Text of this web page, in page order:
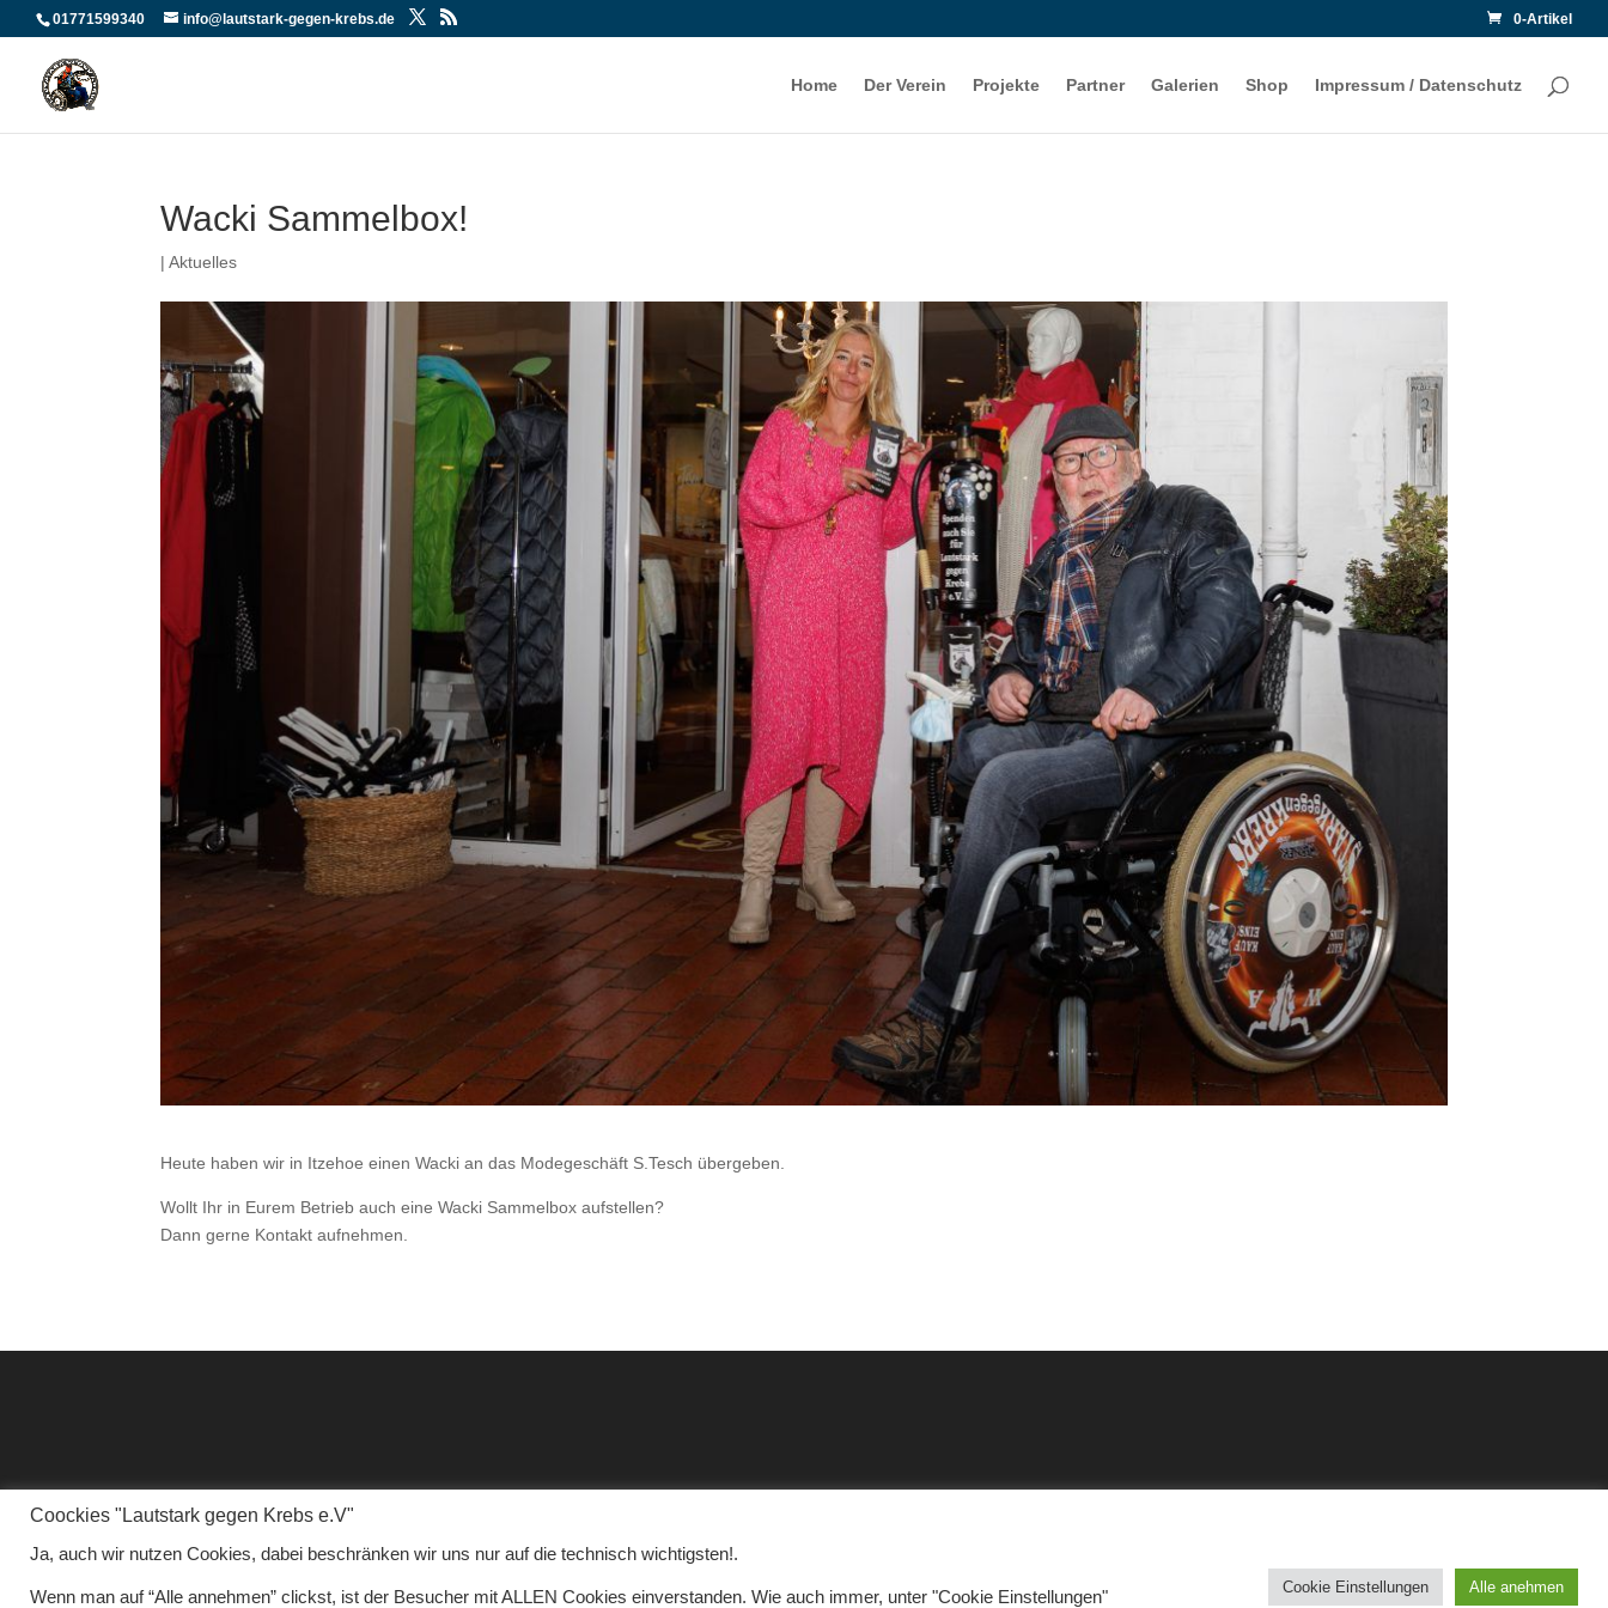
01771599340 info@lautstark-gegen-krebs.de 0-Artikel
Home Der Verein Projekte Partner Galerien Shop Impressum / Datenschutz
Wacki Sammelbox!
|Aktuelles
Heute haben wir in Itzehoe einen Wacki an das Modegeschäft S.Tesch übergeben.
Wollt Ihr in Eurem Betrieb auch eine Wacki Sammelbox aufstellen?
Dann gerne Kontakt aufnehmen.
Coockies "Lautstark gegen Krebs e.V"
Ja, auch wir nutzen Cookies, dabei beschränken wir uns nur auf die technisch wichtigsten!.
Wenn man auf “Alle annehmen” clickst, ist der Besucher mit ALLEN Cookies einverstanden. Wie auch immer, unter "Cookie Einstellungen"
Cookie Einstellungen Alle anehmen